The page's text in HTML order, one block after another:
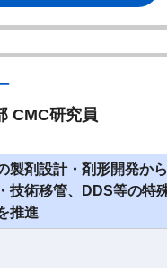
CMC研究員
製剤設計・剤形開発か
技術移管、DDS等の特
推進